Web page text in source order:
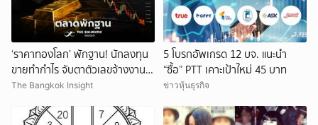
‘ราคาทองโลก’ พักฐาน! นักลงทุน
ขายทำกำไร จับตาตัวเลขจ้างงาน
สหรัฐ
The Bangkok Insight
5 โบรกอัพเกรด 12 บจ. แนะนำ
“ซื้อ” PTT เคาะเป้าใหม่ 45 บาท
ข่าวหุ้นธุรกิจ